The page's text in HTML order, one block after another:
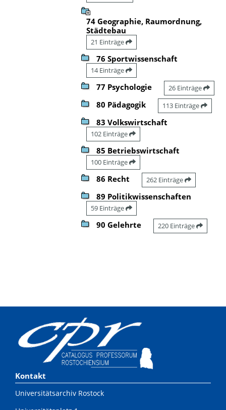
74 Geographie, Raumordnung,
Städtebau
21 Einträge
76 Sportwissenschaft
14 Einträge
77 Psychologie 26 Einträge
80 Pädagogik 113 Einträge
83 Volkswirtschaft
102 Einträge
85 Betriebswirtschaft
100 Einträge
86 Recht 262 Einträge
89 Politikwissenschaften
59 Einträge
90 Gelehrte 220 Einträge
Kontakt
Universitätsarchiv Rostock